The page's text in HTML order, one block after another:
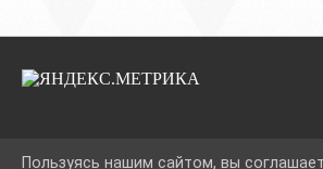
Пользуясь нашим сайтом, вы